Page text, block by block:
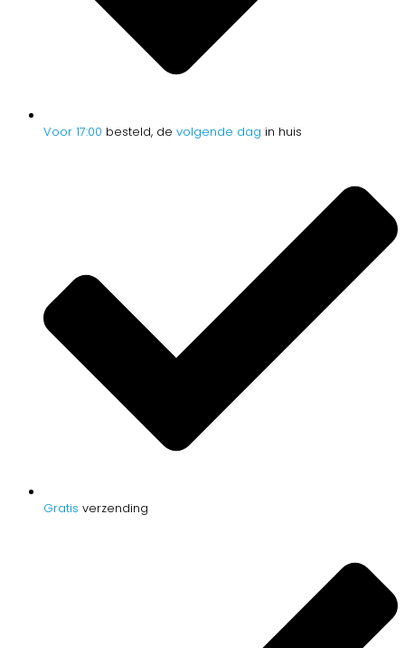
Voor 17:00 besteld, de volgende dag in huis
Gratis verzending